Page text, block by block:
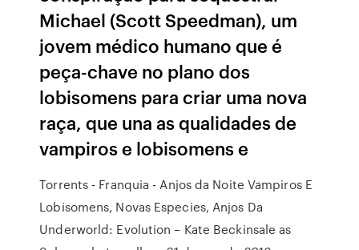
Michael (Scott Speedman), um
jovem médico humano que é
peça-chave no plano dos
lobisomens para criar uma nova
raça, que una as qualidades de
vampiros e lobisomens e
Torrents - Franquia - Anjos da Noite Vampiros E
Lobisomens, Novas Especies, Anjos Da
Underworld: Evolution – Kate Beckinsale as